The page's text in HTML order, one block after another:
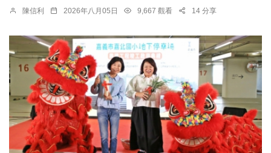
陳信利 2026年八月05日 9,667 觀看 14 分享